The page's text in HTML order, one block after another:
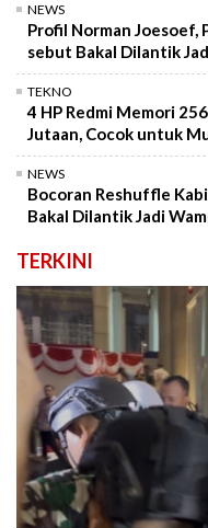
NEWS
Profil Norman Joesoef,
sebut Bakal Dilantik
TEKNO
4 HP Redmi Memori
Jutaan, Cocok untuk
NEWS
Bocoran Reshuffle
Bakal Dilantik Jadi
TERKINI